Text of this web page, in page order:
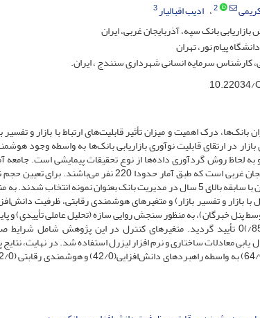
2 ادیب اقبالیار3
بانک سپه، آذربایجان غربی، ایران
پیام نور، تهران
کارشناس سرمایه انسانی شهرداری سنندج ، ایران.
10.22034/
درک اهمیت و میزان تأثیر قابلیت‌های ‌ارتباط با بازار ‌و‌
در ارتقای قابلیت نوآوری بازاریابی بانک‌ها به واسطه وجود
لحاظ روش گردآوری داده‌ها از نوع تحقیقات پیمایشی است.
اساس، تعداد 100 نفر از مدیران با سابقه بالای 5 سال در مدیریت بانک
با بازار و تفسیر بازار) و متغیرهای هوشمندی رقابتی، ظرفیت
پنل خبرگان)، به منظور سنجش روایی سازه (تحلیل عاملی تأییدی) و
روایی(82/0) و پایایی سازه(854/)0 تأیید گردید. متغیرهای کنترل در این
معادلات ساختاری و نرم افزار لیزرل استفاده شد. در نهایت، نتایج